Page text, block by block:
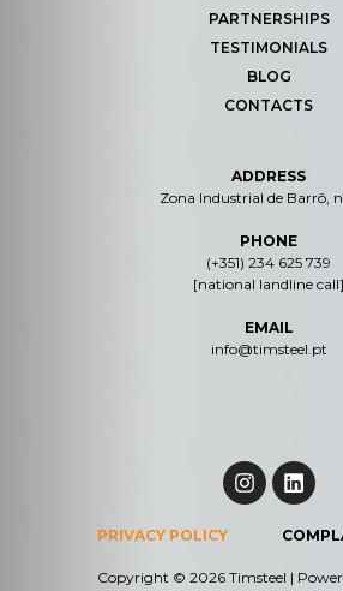
PARTNERSHIPS
TESTIMONIALS
BLOG
CONTACTS
ADDRESS
Zona Industrial de Barrô,
PHONE
(+351) 234 625 739
[national landline call]
EMAIL
info@timsteel.pt
PRIVACY POLICY
Copyright © 2026 Timsteel |